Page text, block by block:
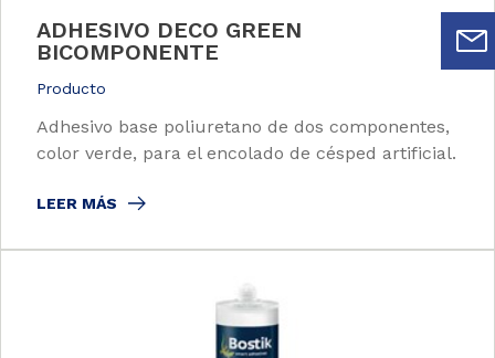
ADHESIVO DECO GREEN
BICOMPONENTE
Producto
Adhesivo base poliuretano de dos componentes,
color verde, para el encolado de césped artificial.
LEER MÁS